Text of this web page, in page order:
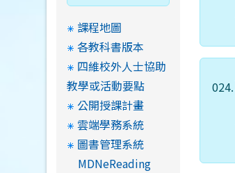
024.
課程地圖
各教科書版本
四維校外人士協助
教學或活動要點
公開授課計畫
雲端學務系統
圖書管理系統
MDNeReading